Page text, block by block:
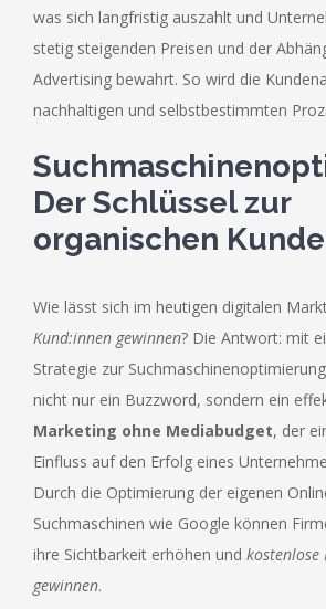
was sich langfristig auszahlt und
stetig steigenden Preisen und der
Advertising bewahrt. So wird die
nachhaltigen und selbstbestimmten
Der Schlüssel zur
organischen
Wie lässt sich im heutigen digitalen
Kund:innen gewinnen? Die Antwort: mit
Strategie zur Suchmaschinenoptimierung
nicht nur ein Buzzword, sondern ein
Marketing ohne Mediabudget, der
Einfluss auf den Erfolg eines
Durch die Optimierung der eigenen
Suchmaschinen wie Google können
ihre Sichtbarkeit erhöhen und kostenlose
gewinnen.